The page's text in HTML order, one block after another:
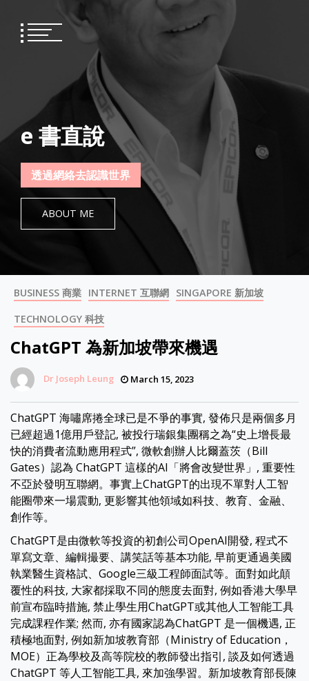
content
e 書直說
透過網絡去認識世界
ABOUT ME
BUSINESS 商業 INTERNET 互聯網 SINGAPORE 新加坡
TECHNOLOGY 科技
ChatGPT 為新加坡帶來機遇
Dr Joseph Leung March 15, 2023
ChatGPT 海嘯席捲全球已是不爭的事實, 發佈只是兩個多月
已經超過1億用戶登記, 被投行瑞銀集團稱之為“史上增長最
快的消費者流動應用程式”, 微軟創辦人比爾蓋茨（Bill
Gates）認為 ChatGPT 這樣的AI「將會改變世界」, 重要性
不亞於發明互聯網。事實上ChatGPT的出現不單對人工智
能圈帶來一場震動, 更影響其他領域如科技、教育、金融、
創作等。
ChatGPT是由微軟等投資的初創公司OpenAI開發, 程式不
單寫文章、編輯撮要、講笑話等基本功能, 早前更通過美國
執業醫生資格試、Google三級工程師面試等。面對如此顛
覆性的科技, 大家都採取不同的態度去面對, 例如香港大學早
前宣布臨時措施, 禁止學生用ChatGPT或其他人工智能工具
完成課程作業; 然而, 亦有國家認為ChatGPT 是一個機遇, 正
積極地面對, 例如新加坡教育部（Ministry of Education，
MOE）正為學校及高等院校的教師發出指引, 談及如何透過
ChatGPT 等人工智能工具, 來加強學習。新加坡教育部長陳